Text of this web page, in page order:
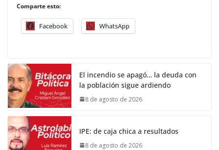
Comparte esto:
Facebook WhatsApp
El incendio se apagó… la deuda con
la población sigue ardiendo
8 de agosto de 2026
IPE: de caja chica a resultados
8 de agosto de 2026